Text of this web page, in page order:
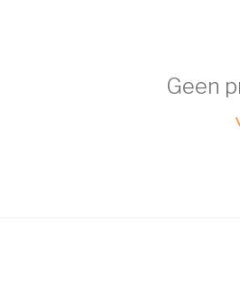
Geen